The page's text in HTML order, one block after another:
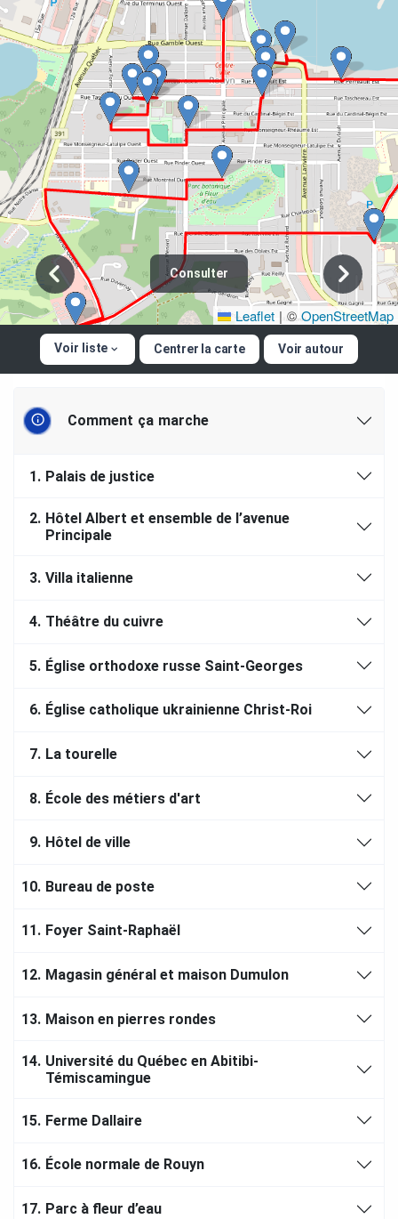
Comment ça marche
1. Palais de justice
2. Hôtel Albert et ensemble de l’avenue
Principale
3. Villa italienne
4. Théâtre du cuivre
5. Église orthodoxe russe Saint-Georges
6. Église catholique ukrainienne Christ-Roi
7. La tourelle
8. École des métiers d'art
9. Hôtel de ville
10. Bureau de poste
11. Foyer Saint-Raphaël
12. Magasin général et maison Dumulon
13. Maison en pierres rondes
14. Université du Québec en Abitibi-
Témiscamingue
15. Ferme Dallaire
16. École normale de Rouyn
17. Parc à fleur d’eau
Leaflet | ©OpenStreetMap
Consulter
Voir liste Centrer la carte Voir autour